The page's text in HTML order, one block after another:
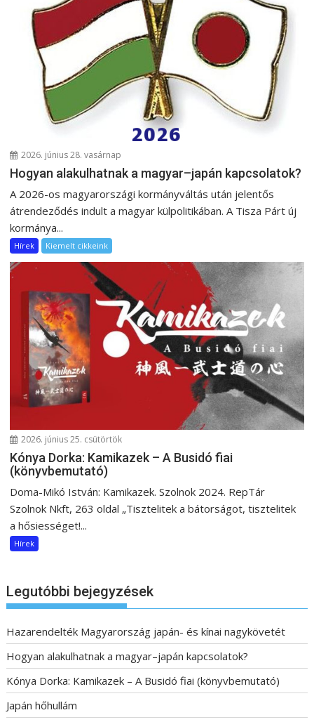
2026. június 28. vasárnap
Hogyan alakulhatnak a magyar–japán kapcsolatok?
A 2026-os magyarországi kormányváltás után jelentős
átrendeződés indult a magyar külpolitikában. A Tisza Párt új
kormánya...
Hírek Kiemelt cikkeink
2026. június 25. csütörtök
Kónya Dorka: Kamikazek – A Busidó fiai
(könyvbemutató)
Doma-Mikó István: Kamikazek. Szolnok 2024. RepTár
Szolnok Nkft, 263 oldal „Tisztelitek a bátorságot, tisztelitek
a hősiességet!...
Hírek
Legutóbbi bejegyzések
Hazarendelték Magyarország japán- és kínai nagykövetét
Hogyan alakulhatnak a magyar–japán kapcsolatok?
Kónya Dorka: Kamikazek – A Busidó fiai (könyvbemutató)
Japán hőhullám